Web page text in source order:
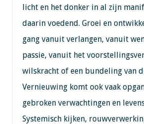
licht en het donker in al zijn
daarin voedend. Groei en
gang vanuit verlangen, vanuit
passie, vanuit het
wilskracht of een bundeling van
Vernieuwing komt ook vaak
gebroken verwachtingen en
Systemisch kijken,